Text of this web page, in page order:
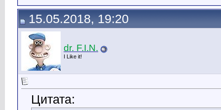
15.05.2018, 19:20
dr. F.I.N.
I Like it!
Цитата: